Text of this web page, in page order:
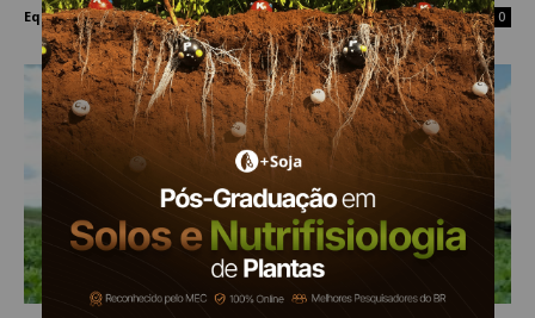
Equipe Mais Soja - 29 de maio de 2020 0